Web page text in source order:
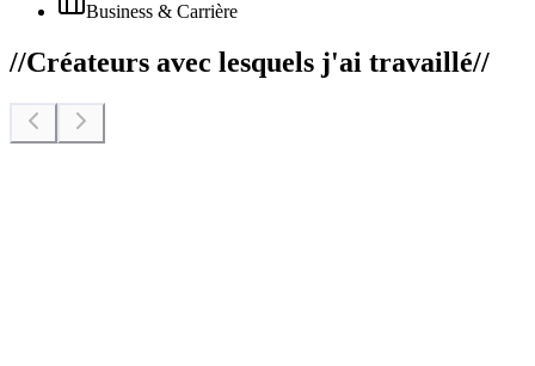
Business & Carrière
//Créateurs avec lesquels j'ai travaillé//